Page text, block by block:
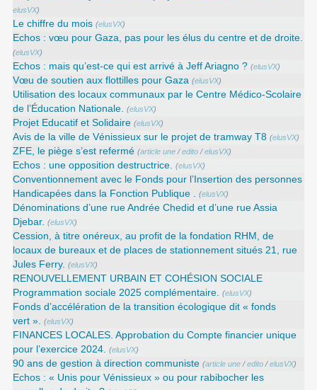
elusVX)
Le chiffre du mois (elusVX)
Echos : vœu pour Gaza, pas pour les élus du centre et de droite.
(elusVX)
Echos : mais qu’est-ce qui est arrivé à Jeff Ariagno ? (elusVX)
Vœu de soutien aux flottilles pour Gaza (elusVX)
Utilisation des locaux communaux par le Centre Médico-Scolaire
de l’Éducation Nationale. (elusVX)
Projet Educatif et Solidaire (elusVX)
Avis de la ville de Vénissieux sur le projet de tramway T8 (elusVX)
ZFE, le piège s’est refermé (article une /edito /elusVX)
Echos : une opposition destructrice. (elusVX)
Conventionnement avec le Fonds pour l’Insertion des personnes
Handicapées dans la Fonction Publique . (elusVX)
Dénominations d’une rue Andrée Chedid et d’une rue Assia
Djebar. (elusVX)
Cession, à titre onéreux, au profit de la fondation RHM, de
locaux de bureaux et de places de stationnement situés 21, rue
Jules Ferry. (elusVX)
RENOUVELLEMENT URBAIN ET COHÉSION SOCIALE
Programmation sociale 2025 complémentaire. (elusVX)
Fonds d’accélération de la transition écologique dit « fonds
vert ». (elusVX)
FINANCES LOCALES. Approbation du Compte financier unique
pour l’exercice 2024. (elusVX)
90 ans de gestion à direction communiste (article une /edito /elusVX)
Echos : « Unis pour Vénissieux » ou pour rabibocher les